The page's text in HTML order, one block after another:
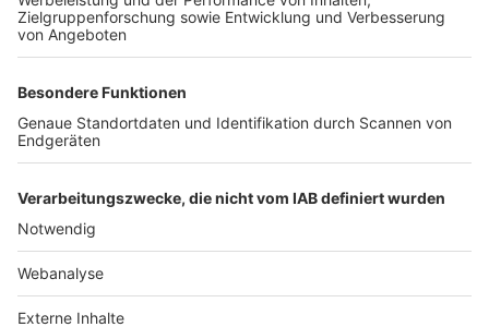
TOP-PARTNER
Nutzungsbedingungen Datenschutz Impressum